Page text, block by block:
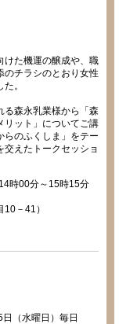
た機運の醸成や、職
のチラシのとおり女性
。
森永乳業様から「森
リット」についてご講
らのふくしま」をテー
交えたトークセッショ
14時00分～15時15分
－41）
（水曜日）毎日